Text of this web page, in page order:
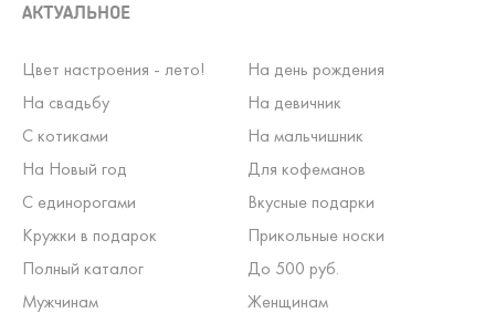
АКТУАЛЬНОЕ
Цвет настроения - лето!
На день рождения
На свадьбу
На девичник
С котиками
На мальчишник
На Новый год
Для кофеманов
С единорогами
Вкусные подарки
Кружки в подарок
Прикольные носки
Полный каталог
До 500 руб.
Мужчинам
Женщинам